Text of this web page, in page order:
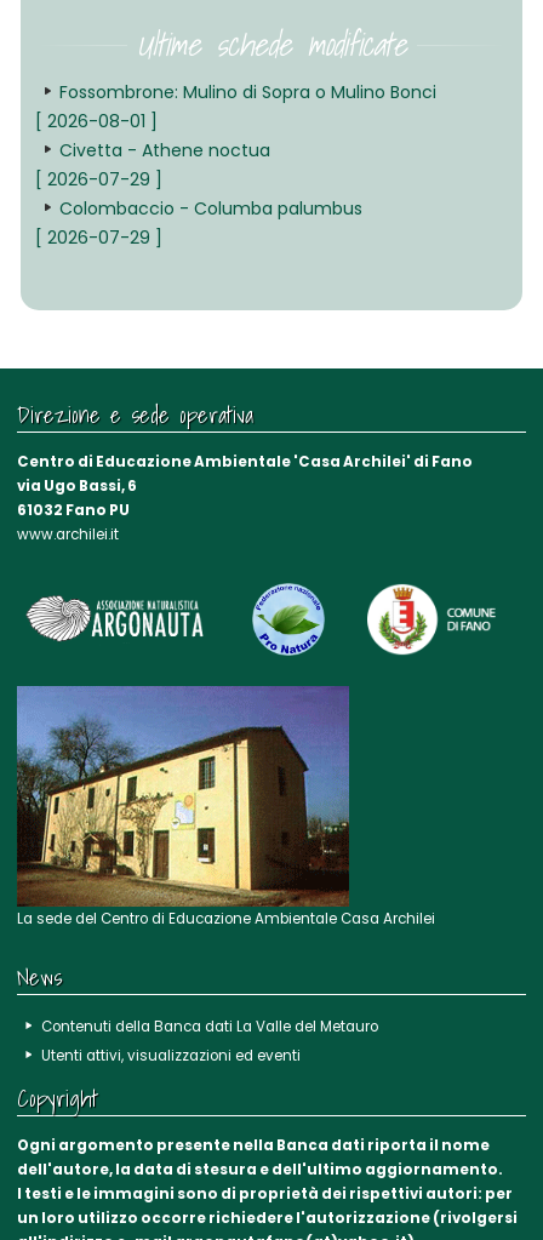
Ultime schede modificate
Fossombrone: Mulino di Sopra o Mulino Bonci
[ 2026-08-01 ]
Civetta - Athene noctua
[ 2026-07-29 ]
Colombaccio - Columba palumbus
[ 2026-07-29 ]
Direzione e sede operativa
Centro di Educazione Ambientale 'Casa Archilei' di Fano
via Ugo Bassi, 6
61032 Fano PU
www.archilei.it
La sede del Centro di Educazione Ambientale Casa Archilei
News
Contenuti della Banca dati La Valle del Metauro
Utenti attivi, visualizzazioni ed eventi
Copyright
Ogni argomento presente nella Banca dati riporta il nome
dell'autore, la data di stesura e dell'ultimo aggiornamento.
I testi e le immagini sono di proprietà dei rispettivi autori: per
un loro utilizzo occorre richiedere l'autorizzazione (rivolgersi